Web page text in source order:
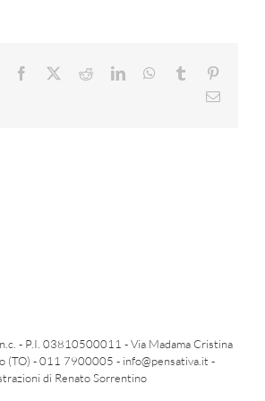
Facebook RedditLinkedInWhatsApp
Tumblr
Email
- P.I. 03810500011 - Via Madama Cristina
(TO) - 011 7900005 - info@pensativa.it -
di Renato Sorrentino